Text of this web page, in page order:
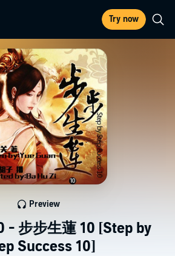
Try now
- 步步生蓮 10 [Step by
Success 10]
Preview